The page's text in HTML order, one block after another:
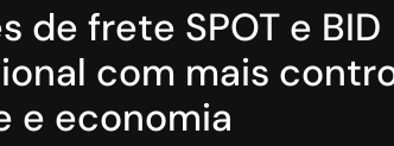
de frete SPOT e BID
com mais
e economia